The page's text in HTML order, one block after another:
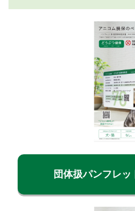
団体扱パンフレッ